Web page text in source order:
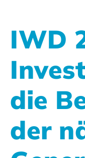
IWD
die
der